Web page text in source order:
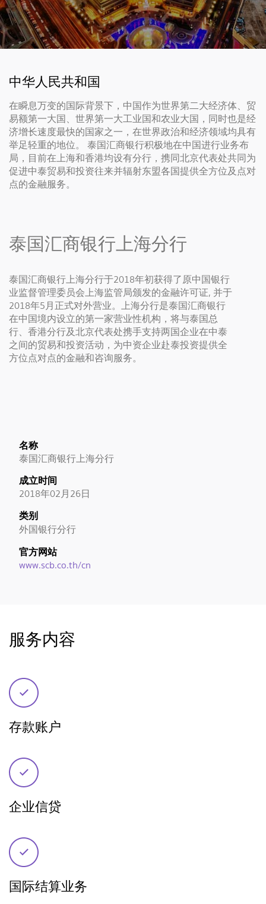
中华人民共和国
在瞬息万变的国际背景下，中国作为世界第二大经济体、贸
易额第一大国、世界第一大工业国和农业大国，同时也是经
济增长速度最快的国家之一，在世界政治和经济领域均具有
举足轻重的地位。 泰国汇商银行积极地在中国进行业务布
局，目前在上海和香港均设有分行，携同北京代表处共同为
促进中泰贸易和投资往来并辐射东盟各国提供全方位及点对
点的金融服务。
泰国汇商银行上海分行
泰国汇商银行上海分行于2018年初获得了原中国银行
业监督管理委员会上海监管局颁发的金融许可证, 并于
2018年5月正式对外营业。上海分行是泰国汇商银行
在中国境内设立的第一家营业性机构，将与泰国总
行、香港分行及北京代表处携手支持两国企业在中泰
之间的贸易和投资活动，为中资企业赴泰投资提供全
方位点对点的金融和咨询服务。
名称
泰国汇商银行上海分行
成立时间
2018年02月26日
类别
外国银行分行
官方网站
www.scb.co.th/cn
服务内容
存款账户
企业信贷
国际结算业务